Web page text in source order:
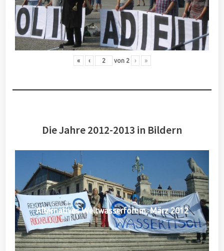
« ‹ von 2 › »
Die Jahre 2012-2013 in Bildern
Alternatives Weltwasserforum, März 2012